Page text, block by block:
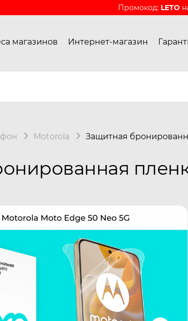
Промокод: LETO
магазинов Интернет-магазин
Motorola Защитная